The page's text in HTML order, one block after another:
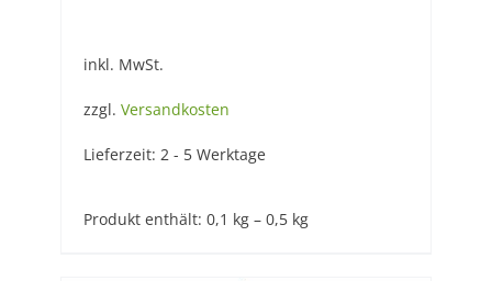
inkl. MwSt.
zzgl. Versandkosten
Lieferzeit: 2 - 5 Werktage
Produkt enthält: 0,1 kg – 0,5 kg